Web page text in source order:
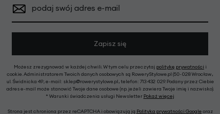
podaj swój adres e-mail
Zapisz się
Możesz zrezygnować w każdej chwili. W tym celu przeczytaj politykę prywatności i
cookie. Administratorem Twoich danych osobowych są RoweryStylowe.pl (50-028 Wrocław,
ul. Świdnicka 49; e-mail: sklep@rowerystylowe.pl, telefon: 713 432 029. Podany przez Ciebie
adres e-mail może stanowić Twoje dane osobowe (np. jeżeli zawiera Twoje imię i nazwisko).
* Warunki świadczenia usługi Newsletter Pokaż więcej
Strona jest chroniona przez reCAPTCHA i obowiązują ją Polityka prywatności Google oraz